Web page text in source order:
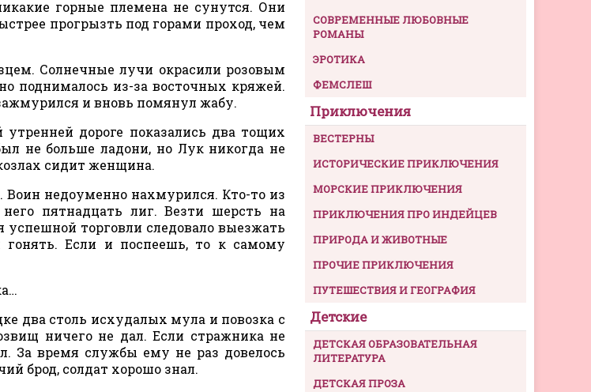
горные племена не сунутся. Они
прогрызть под горами проход, чем
Солнечные лучи окрасили розовым
поднималось из-за восточных кряжей.
и вновь помянул жабу.
дороге показались два тощих
не больше ладони, но Лук никогда не
сидит женщина.
недоуменно нахмурился. Кто-то из
пятнадцать лиг. Везти шерсть на
торговли следовало выезжать
Если и поспеешь, то к самому
два столь исхудалых мула и повозка с
ничего не дал. Если стражника не
За время службы ему не раз довелось
брод, солдат хорошо знал.
СОВРЕМЕННЫЕ ЛЮБОВНЫЕ
РОМАНЫ
ЭРОТИКА
ФЕМСЛЕШ
Приключения
ВЕСТЕРНЫ
ИСТОРИЧЕСКИЕ ПРИКЛЮЧЕНИЯ
МОРСКИЕ ПРИКЛЮЧЕНИЯ
ПРИКЛЮЧЕНИЯ ПРО ИНДЕЙЦЕВ
ПРИРОДА И ЖИВОТНЫЕ
ПРОЧИЕ ПРИКЛЮЧЕНИЯ
ПУТЕШЕСТВИЯ И ГЕОГРАФИЯ
Детские
ДЕТСКАЯ ОБРАЗОВАТЕЛЬНАЯ
ЛИТЕРАТУРА
ДЕТСКАЯ ПРОЗА